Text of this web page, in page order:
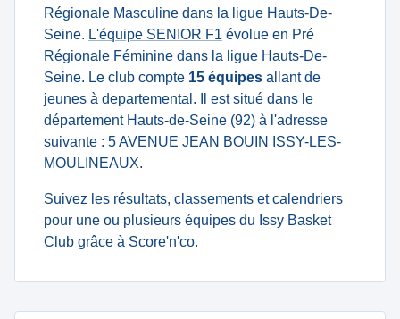
Régionale Masculine dans la ligue Hauts-De-
Seine. L'équipe SENIOR F1 évolue en Pré
Régionale Féminine dans la ligue Hauts-De-
Seine. Le club compte 15 équipes allant de
jeunes à departemental. Il est situé dans le
département Hauts-de-Seine (92) à l'adresse
suivante : 5 AVENUE JEAN BOUIN ISSY-LES-
MOULINEAUX.
Suivez les résultats, classements et calendriers
pour une ou plusieurs équipes du Issy Basket
Club grâce à Score'n'co.